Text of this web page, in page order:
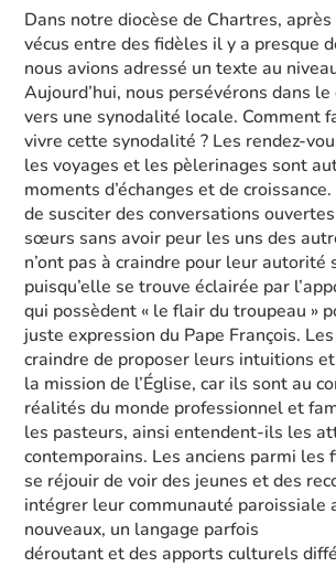
Dans notre diocèse de Chartres,
vécus entre des fidèles il y a presque
nous avions adressé un texte au
Aujourd’hui, nous persévérons dans le
vers une synodalité locale. Comment
vivre cette synodalité ? Les rendez-
les voyages et les pèlerinages sont
moments d’échanges et de
de susciter des conversations
sœurs sans avoir peur les uns des
n’ont pas à craindre pour leur autorité
puisqu’elle se trouve éclairée par
qui possèdent « le flair du troupeau »
juste expression du Pape François.
craindre de proposer leurs intuitions
la mission de l’Église, car ils sont au
réalités du monde professionnel et
les pasteurs, ainsi entendent-ils les
contemporains. Les anciens parmi les
se réjouir de voir des jeunes et des
intégrer leur communauté paroissiale
nouveaux, un langage parfois
déroutant et des apports culturels